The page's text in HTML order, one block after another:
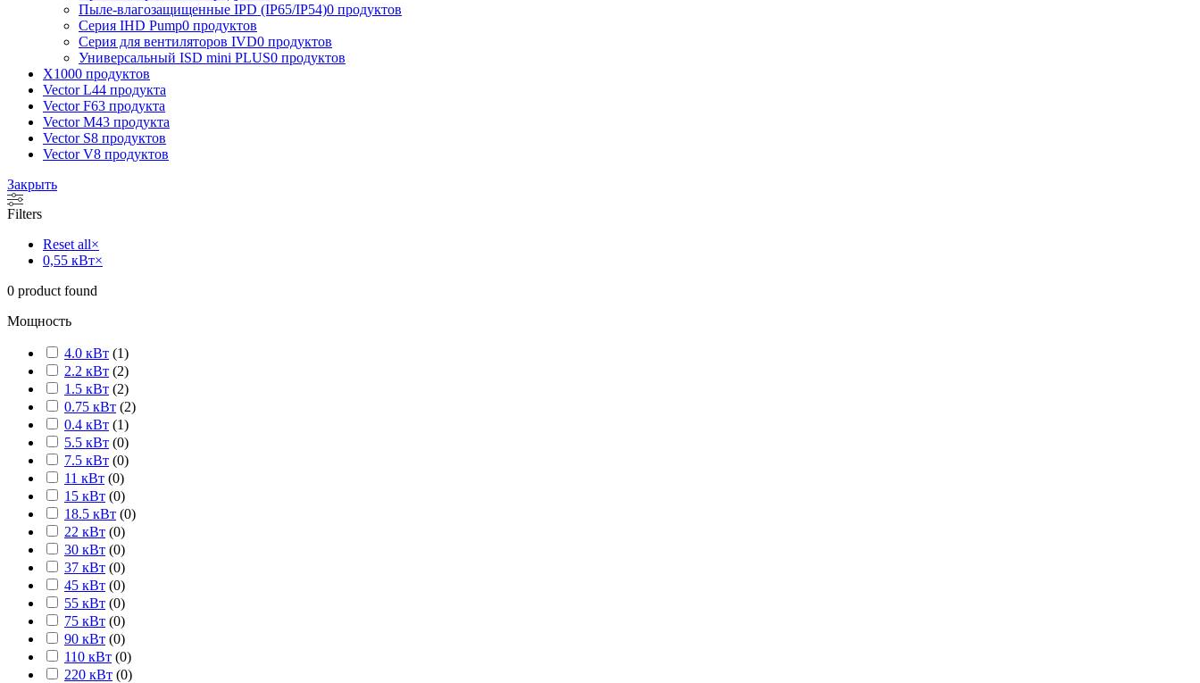
Пыле-влагозащищенные IPD (IP65/IP54)0 продуктов
Серия IHD Pump0 продуктов
Серия для вентиляторов IVD0 продуктов
Универсальный ISD mini PLUS0 продуктов
X1000 продуктов
Vector L44 продукта
Vector F63 продукта
Vector M43 продукта
Vector S8 продуктов
Vector V8 продуктов
Закрыть
Filters
Reset all×
0,55 кВт×
0 product found
Мощность
4.0 кВт (1)
2.2 кВт (2)
1.5 кВт (2)
0.75 кВт (2)
0.4 кВт (1)
5.5 кВт (0)
7.5 кВт (0)
11 кВт (0)
15 кВт (0)
18.5 кВт (0)
22 кВт (0)
30 кВт (0)
37 кВт (0)
45 кВт (0)
55 кВт (0)
75 кВт (0)
90 кВт (0)
110 кВт (0)
220 кВт (0)